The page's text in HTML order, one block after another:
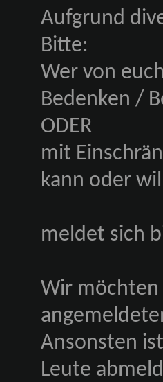
Aufgrund
Bitte:
Wer von
Bedenken /
ODER
mit
kann oder
meldet sich
Wir möchten
Ansonsten
Leute